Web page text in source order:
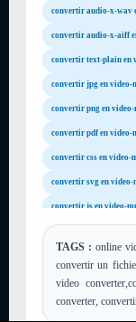
convertir audio-x-wav
convertir audio-x-aiff
convertir text-plain en
convertir jpg en video-
convertir png en video-
convertir pdf en video-
convertir css en video-
convertir svg en video-
convertir js en video-
convertir rar en video-
convertir avi en video-
TAGS : online
convertir un
video
converter,